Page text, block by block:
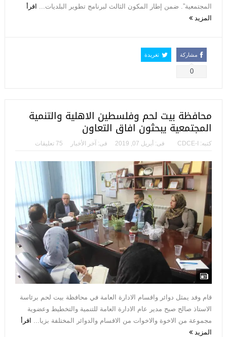
المجتمعية”. ضمن إطار المكون الثالث لبرنامج تطوير البلديات... اقرأ
المزيد
مشاركة
0
تغريدة
محافظة بيت لحم وفلسطين الاهلية والتنمية
المجتمعية يبحثون افاق التعاون
كتبه: CDCE-I فى: أبريل 07, 2019 فى: آخر الأخبار 75 تعليقات
قام وفد يمثل دوائر واقسام الادارة العامة في محافظة بيت لحم برئاسة
الاستاذ صالح صبح مدير عام الادارة العامة للتنمية والتخطيط وعضوية
مجموعة من الاخوة والاخوات من الاقسام والدوائر المختلفة بزيا... اقرأ
المزيد